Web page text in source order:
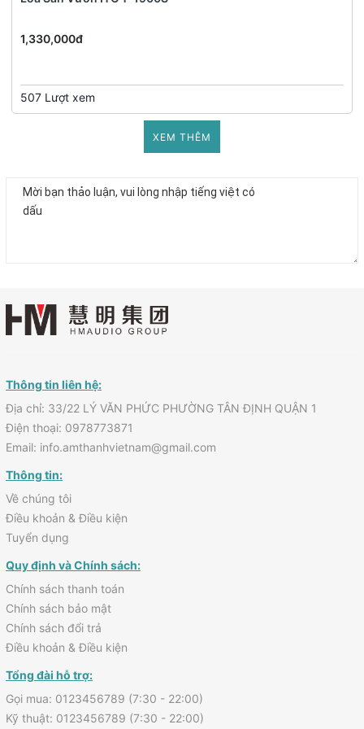
1,330,000đ
507 Lượt xem
XEM THÊM
Thông tin liên hệ:
Địa chỉ: 33/22 LÝ VĂN PHỨC PHƯỜNG TÂN ĐỊNH QUẬN 1
Điện thoại: 0978773871
Email: info.amthanhvietnam@gmail.com
Thông tin:
Về chúng tôi
Điều khoản & Điều kiện
Tuyển dụng
Quy định và Chính sách:
Chính sách thanh toán
Chính sách bảo mật
Chính sách đổi trả
Điều khoản & Điều kiện
Tổng đài hỗ trợ:
Gọi mua: 0123456789 (7:30 - 22:00)
Kỹ thuật: 0123456789 (7:30 - 22:00)